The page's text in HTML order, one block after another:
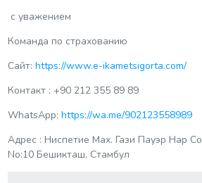
с уважением
Команда по страхованию
Сайт: https://www.e-ikametsigorta.com/
Контакт : +90 212 355 89 89
WhatsApp: https://wa.me/902123558989
Адрес : Ниспетие Мах. Гази Пауэр Нар
No:10 Бешикташ, Стамбул